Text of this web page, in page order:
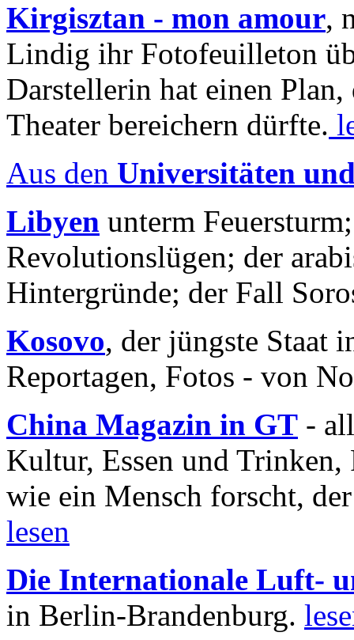
Kirgisztan - mon amour,
Lindig ihr Fotofeuilleton
Darstellerin hat einen Plan,
Theater bereichern dürfte.
Aus den Universitäten
Libyen unterm
Revolutionslügen; der
Hintergründe; der Fall
Kosovo, der jüngste Staat
Reportagen, Fotos - von
China Magazin in GT -
Kultur, Essen und
wie ein Mensch forscht,
lesen
Die Internationale Luft-
in Berlin-Brandenburg.